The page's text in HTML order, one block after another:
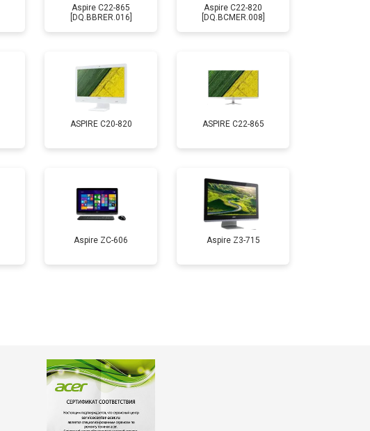
Aspire C22-865
[DQ.BBRER.016]
Aspire C22-820
[DQ.BCMER.008]
ASPIRE C20-820 ASPIRE C22-865
Aspire ZC-606 Aspire Z3-715